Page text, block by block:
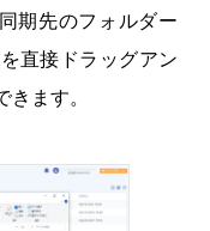
期先のフォルダー
直接ドラッグアン
ます。